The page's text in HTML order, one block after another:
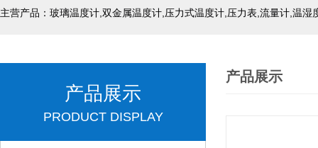
产品展示
PRODUCT DISPLAY
产品展示